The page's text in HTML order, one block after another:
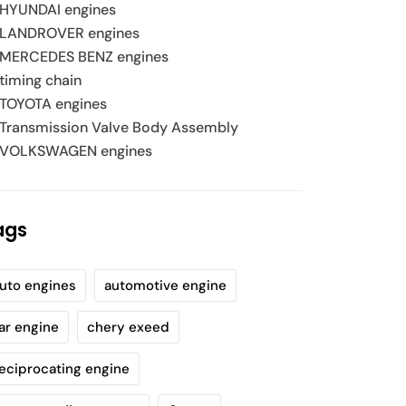
HYUNDAI engines
LANDROVER engines
MERCEDES BENZ engines
timing chain
TOYOTA engines
Transmission Valve Body Assembly
VOLKSWAGEN engines
engines automotive engine
engine chery exeed
engine